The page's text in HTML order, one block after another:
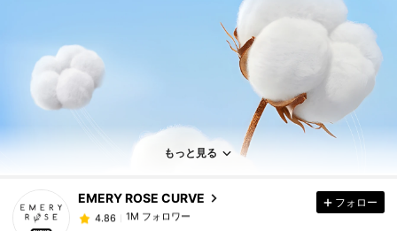
もっと見る
EMERY ROSE CURVE
1M フォロワー
4.86
1M フォロワー
m***1 は1日前に購入しました
フォロー